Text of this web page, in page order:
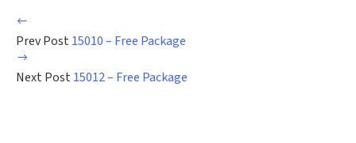
Prev Post 15010 – Free Package
Next Post 15012 – Free Package